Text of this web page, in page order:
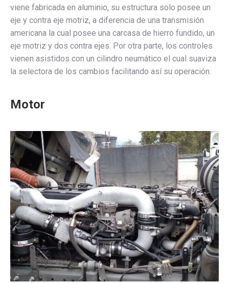
viene fabricada en aluminio, su estructura solo posee un
eje y contra eje motriz, a diferencia de una transmisión
americana la cual posee una carcasa de hierro fundido, un
eje motriz y dos contra ejes. Por otra parte, los controles
vienen asistidos con un cilindro neumático el cual suaviza
la selectora de los cambios facilitando así su operación.
Motor